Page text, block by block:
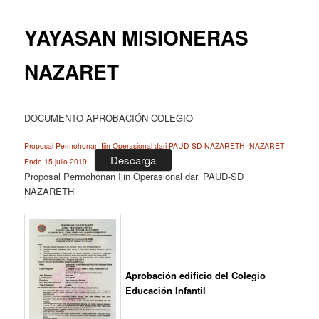
YAYASAN MISIONERAS
NAZARET
DOCUMENTO APROBACIÓN COLEGIO
Proposal Permohonan Ijin Operasional dari PAUD-SD NAZARETH -NAZARET-
Ende 15 julio 2019
Descarga
Proposal Permohonan Ijin Operasional dari PAUD-SD
NAZARETH
Aprobación edificio del Colegio
Educación Infantil